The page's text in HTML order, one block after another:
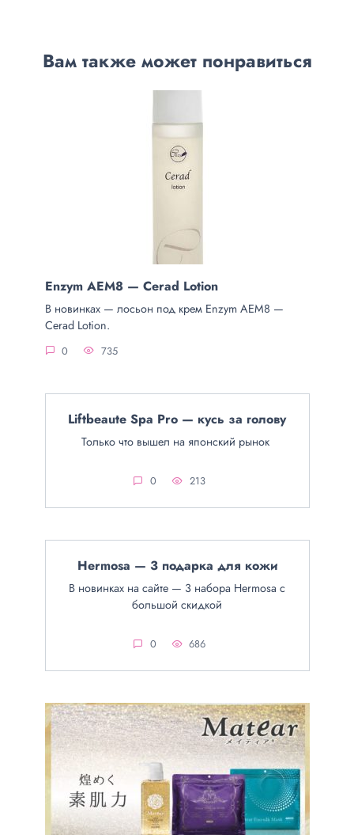
Вам также может понравиться
Enzym AEM8 — Cerad Lotion
В новинках — лосьон под крем Enzym AEM8 —
Cerad Lotion.
0 735
Liftbeaute Spa Pro — кусь за голову
Только что вышел на японский рынок
0 213
Hermosa — 3 подарка для кожи
В новинках на сайте — 3 набора Hermosa с
большой скидкой
0 686